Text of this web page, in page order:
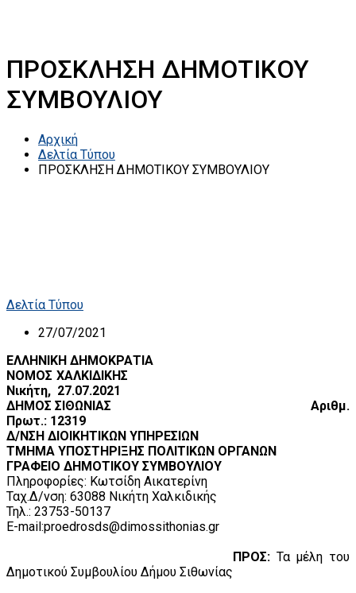
ΠΡΟΣΚΛΗΣΗ ΔΗΜΟΤΙΚΟΥ
ΣΥΜΒΟΥΛΙΟΥ
Αρχική
Δελτία Τύπου
ΠΡΟΣΚΛΗΣΗ ΔΗΜΟΤΙΚΟΥ ΣΥΜΒΟΥΛΙΟΥ
Δελτία Τύπου
27/07/2021
ΕΛΛΗΝΙΚΗ ΔΗΜΟΚΡΑΤΙΑ
ΝΟΜΟΣ ΧΑΛΚΙΔΙΚΗΣ
Νικήτη, 27.07.2021
ΔΗΜΟΣ ΣΙΘΩΝΙΑΣ
Αριθμ.
Πρωτ.: 12319
Δ/ΝΣΗ ΔΙΟΙΚΗΤΙΚΩΝ ΥΠΗΡΕΣΙΩΝ
ΤΜΗΜΑ ΥΠΟΣΤΗΡΙΞΗΣ ΠΟΛΙΤΙΚΩΝ ΟΡΓΑΝΩΝ
ΓΡΑΦΕΙΟ ΔΗΜΟΤΙΚΟΥ ΣΥΜΒΟΥΛΙΟΥ
Πληροφορίες: Κωτσίδη Αικατερίνη
Ταχ.Δ/νση: 63088 Νικήτη Χαλκιδικής
Τηλ.: 23753-50137
E-mail:proedrosds@dimossithonias.gr
ΠΡΟΣ: Τα μέλη του
Δημοτικού Συμβουλίου Δήμου Σιθωνίας